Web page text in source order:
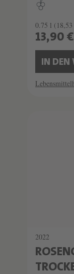
0.75 l
13,90 €
IN DEN
2022